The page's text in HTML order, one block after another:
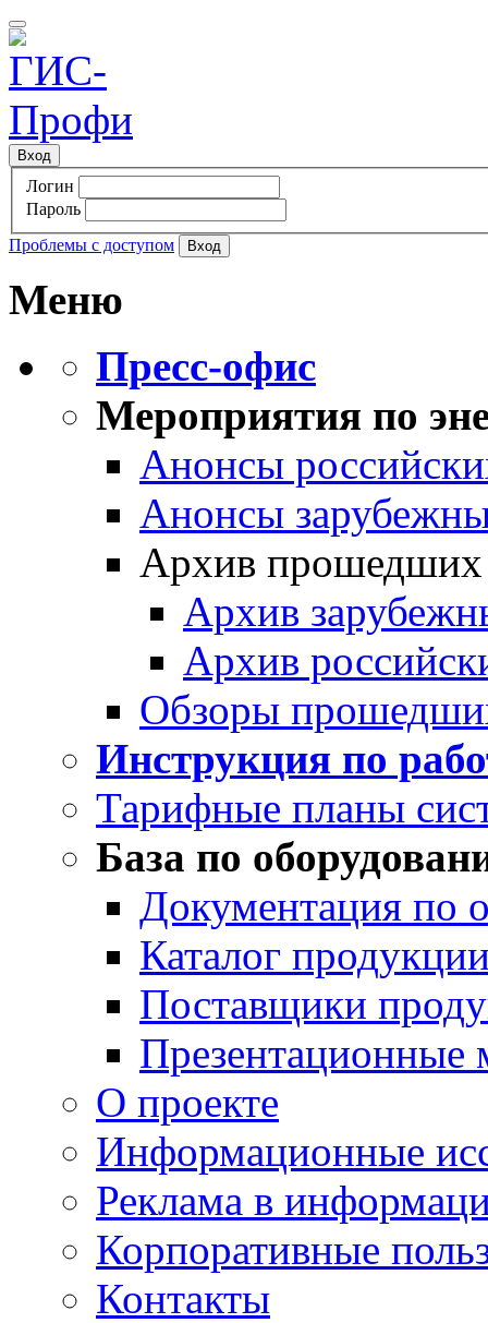
Вход
Логин
Пароль
Проблемы с доступом
Меню
Пресс-офис
Мероприятия по
Анонсы
Анонсы
Архив прошедших
Архив
Архив
Обзоры
Инструкция по
Тарифные планы
База по
Документация по
Каталог
Поставщики
Презентационные
О проекте
Информационные
Реклама в
Корпоративные
Контакты